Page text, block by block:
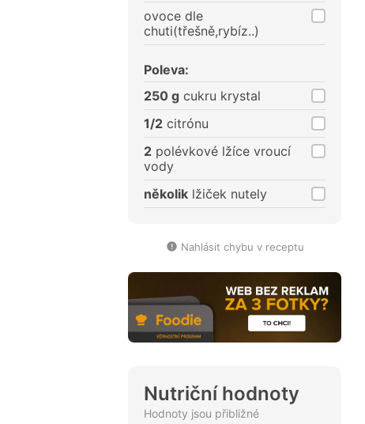
ovoce dle
chuti(třešně,rybíz..)
Poleva:
250 g cukru krystal
1/2 citrónu
2 polévkové lžíce vroucí
vody
několik lžiček nutely
Nahlásit chybu v receptu
Nutriční hodnoty
Hodnoty jsou přibližné